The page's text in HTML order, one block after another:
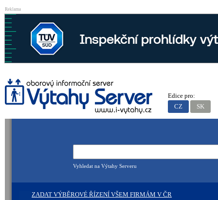
Reklama
Vyhledat na Výtahy Serveru
ZADAT VÝBĚROVÉ ŘÍZENÍ VŠEM FIRMÁM V ČR
Edice pro:
CZ
SK